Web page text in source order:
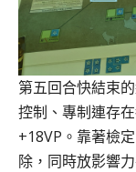
第五回合快結束
控制、專制連存
+18VP。靠著檢
除，同時放影響